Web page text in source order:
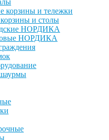
корзины и тележки
и столы
НОРДИКА
НОРДИКА